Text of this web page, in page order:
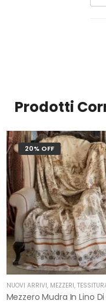
Prodotti
TESSITURA TOSCANA TELERIE
20% OFF
NUOVI ARRIVI, MEZZERI, TESSITURA